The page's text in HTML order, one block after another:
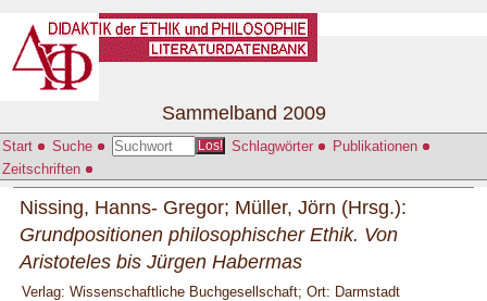
Start Suche Los! Schlagwörter
Publikationen
Zeitschriften
Sammelband 2009
Nissing, Hanns- Gregor; Müller, Jörn (Hrsg.):
Grundpositionen philosophischer Ethik. Von
Aristoteles bis Jürgen Habermas
Verlag: Wissenschaftliche Buchgesellschaft; Ort: Darmstadt